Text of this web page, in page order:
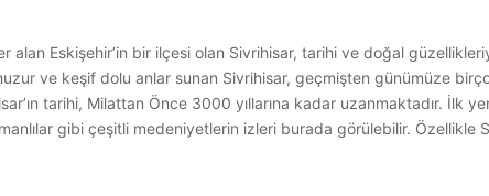
alan Eskişehir’in bir ilçesi olan Sivrihisar, tarihi ve doğal
ve keşif dolu anlar sunan Sivrihisar, geçmişten günümüze
tarihi, Milattan Önce 3000 yıllarına kadar uzanmaktadır. İlk
gibi çeşitli medeniyetlerin izleri burada görülebilir. Özellikle